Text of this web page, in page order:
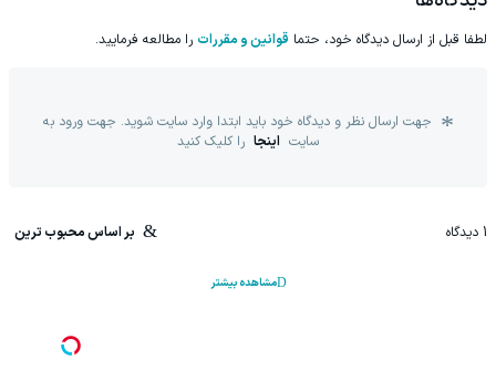
لطفا قبل از ارسال دیدگاه خود، حتما قوانین و مقررات را مطالعه فرمایید.
جهت ارسال نظر و دیدگاه خود باید ابتدا وارد سایت شوید. جهت ورود به
سایت اینجا را کلیک کنید
1 دیدگاه بر اساس محبوب ترین
مشاهده بیشتر